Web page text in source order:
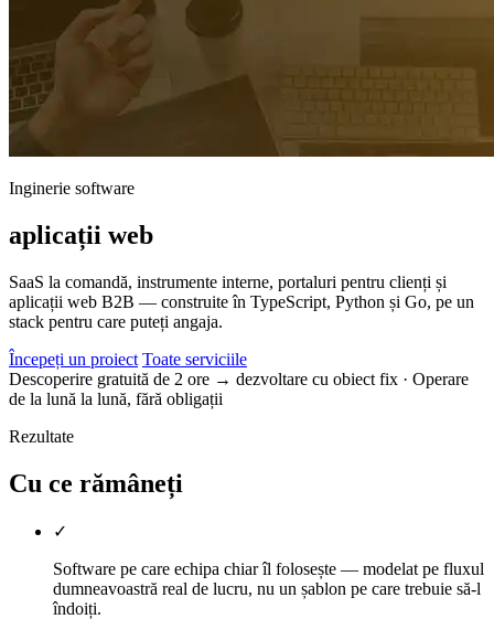
Inginerie software
aplicații web
SaaS la comandă, instrumente interne, portaluri pentru clienți și
aplicații web B2B — construite în TypeScript, Python și Go, pe un
stack pentru care puteți angaja.
Începeți un proiect Toate serviciile
Descoperire gratuită de 2 ore → dezvoltare cu obiect fix · Operare
de la lună la lună, fără obligații
Rezultate
Cu ce rămâneți
✓
Software pe care echipa chiar îl folosește — modelat pe fluxul
dumneavoastră real de lucru, nu un șablon pe care trebuie să-l
îndoiți.